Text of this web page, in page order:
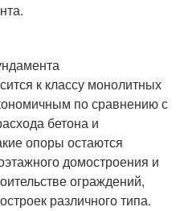
к классу монолитных
по сравнению с
бетона и
опоры остаются
домостроения и
ограждений,
различного типа.